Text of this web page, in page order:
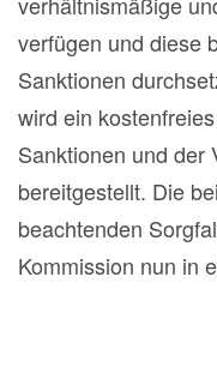
verfügen und diese
Sanktionen
wird ein
Sanktionen und der
bereitgestellt. Die
beachtenden
Kommission nun in